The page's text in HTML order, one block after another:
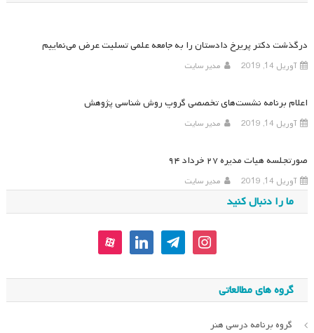
درگذشت دکتر پریرخ دادستان را به جامعه علمی تسلیت عرض می‌نماییم
آوریل 14, 2019 مدیر سایت
اعلام برنامه نشست‌های تخصصی گروپ روش‌ شناسی پژوهش
آوریل 14, 2019 مدیر سایت
صورتجلسه هیات مدیره ۲۷ خرداد ۹۴
آوریل 14, 2019 مدیر سایت
ما را دنبال کنید
instagram
telegram
linkedin
aparat
گروه های مطالعاتی
گروه برنامه درسی هنر